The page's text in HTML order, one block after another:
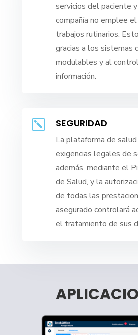
servicios del paciente
compañía no emplee
trabajos rutinarios.
gracias a los sistemas
modulables y al
información.
k SEGURIDAD
La plataforma de
exigencias legales de
además, mediante el
de Salud, y la
de todas las
asegurado controlará
el tratamiento de sus